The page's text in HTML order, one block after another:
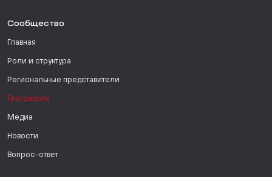
Сообщество
Главная
Роли и структура
Региональные представители
География
Медиа
Новости
Вопрос-ответ